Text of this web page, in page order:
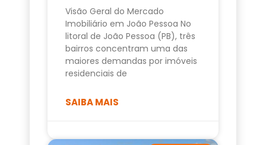
Visão Geral do Mercado
Imobiliário em João Pessoa No
litoral de João Pessoa (PB), três
bairros concentram uma das
maiores demandas por imóveis
residenciais de
SAIBA MAIS